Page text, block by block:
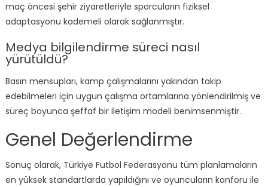
maç öncesi şehir ziyaretleriyle sporcuların fiziksel
adaptasyonu kademeli olarak sağlanmıştır.
Medya bilgilendirme süreci nasıl
yürütüldü?
Basın mensupları, kamp çalışmalarını yakından takip
edebilmeleri için uygun çalışma ortamlarına yönlendirilmiş ve
süreç boyunca şeffaf bir iletişim modeli benimsenmiştir.
Genel Değerlendirme
Sonuç olarak, Türkiye Futbol Federasyonu tüm planlamaların
en yüksek standartlarda yapıldığını ve oyuncuların konforu ile